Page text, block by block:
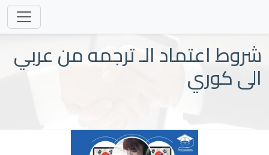
شروط اعتماد الـ ترجمه من عربي
الى كوري